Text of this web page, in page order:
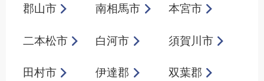
郡山市 南相馬市 本宮市
二本松市 白河市 須賀川市
田村市 伊達郡 双葉郡